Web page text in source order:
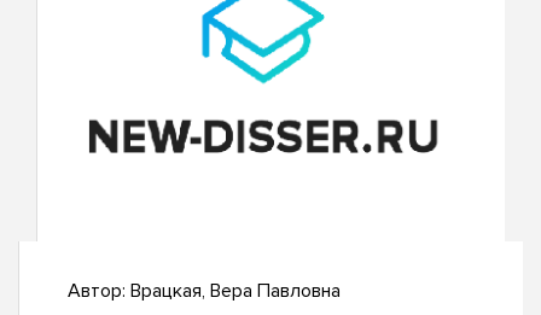
Автор: Врацкая, Вера Павловна